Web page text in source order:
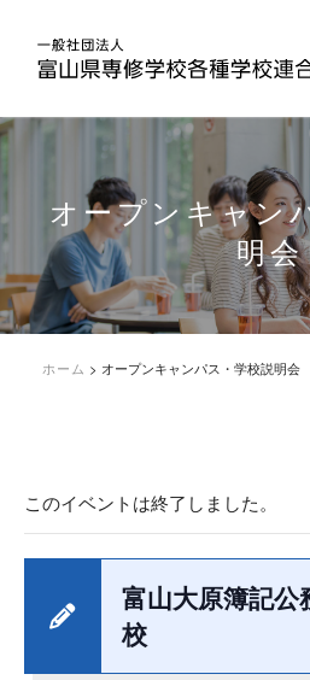
オープンキャン
明会
ホーム > オープンキャンパス・学校説明会
このイベントは終了しました。
富山大原簿記公
校